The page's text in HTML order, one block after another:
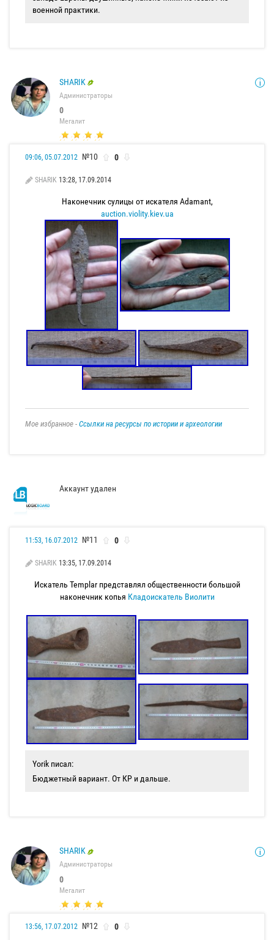
военной практики.
SHARIK
Администраторы
0
Мегалит
09:06, 05.07.2012 №10 0
SHARIK 13:28, 17.09.2014
Наконечник сулицы от искателя Adamant,
auction.violity.kiev.ua
Мое избранное - Ссылки на ресурсы по истории и археологии
Аккаунт удален
11:53, 16.07.2012 №11 0
SHARIK 13:35, 17.09.2014
Искатель Templar представлял общественности большой
наконечник копья Кладоискатель Виолити
Yorik писал:
Бюджетный вариант. От КР и дальше.
SHARIK
Администраторы
0
Мегалит
13:56, 17.07.2012 №12 0